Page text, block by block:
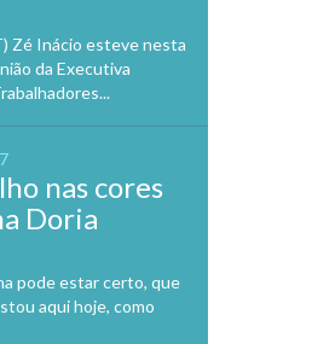
Zé Inácio esteve nesta
da Executiva
nas cores
Doria
pode estar certo, que
aqui hoje, como